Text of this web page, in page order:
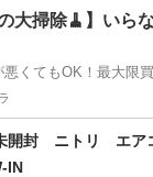
キッチン家電
の大掃除🧹】いら
悪くてもOK！最大限
開封 ニトリ エ
IN